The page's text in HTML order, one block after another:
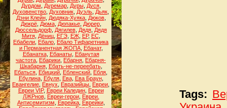
Дурдом
Дуремар, Дуры, Дуся,
Духовенство Духовник Дуэль Дьяк
Дэни Клейн, Дюдяка-Хуяка, Дюков,
Дюкрё, Дюма, Дюпакье, Дюрер,
Дюссельдорф, Дягилев, Дядя, Дядя
Митя, Дёниц, ЕГЭ, ЕЖ, ЕР, ЕС,
Ебабели Ебало Ебало Тифаретника
и Перманентная ЖОПА, Ебанат,
Ебанатка, Ебанаты, Ебанутая
частота Ебарики Ебарня Ебарня-
Шкабарня, Ебать-не-переебать,
Ебаться Ебицкий Ебленский Ебля
Ебулина, Ебуля, Ева, Ева Браун,
Евангелие Евнух Евразийцы Евреи
Евреи VIP, Евреи Каледин, Евреи
ЛЖРнов, Евреи-герои, Евреи.
Антисемитизм
Еврейка, Еврейки,
Tags: